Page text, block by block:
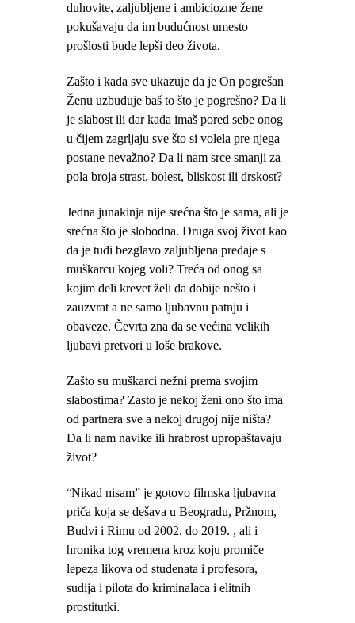
duhovite, zaljubljene i ambiciozne žene
pokušavaju da im budućnost umesto
prošlosti bude lepši deo života.
Zašto i kada sve ukazuje da je On pogrešan
Ženu uzbuđuje baš to što je pogrešno? Da li
je slabost ili dar kada imaš pored sebe onog
u čijem zagrljaju sve što si volela pre njega
postane nevažno? Da li nam srce smanji za
pola broja strast, bolest, bliskost ili drskost?
Jedna junakinja nije srećna što je sama, ali je
srećna što je slobodna. Druga svoj život kao
da je tuđi bezglavo zaljubljena predaje s
muškarcu kojeg voli? Treća od onog sa
kojim deli krevet želi da dobije nešto i
zauzvrat a ne samo ljubavnu patnju i
obaveze. Čevrta zna da se većina velikih
ljubavi pretvori u loše brakove.
Zašto su muškarci nežni prema svojim
slabostima? Zasto je nekoj ženi ono što ima
od partnera sve a nekoj drugoj nije ništa?
Da li nam navike ili hrabrost upropaštavaju
život?
“Nikad nisam” je gotovo filmska ljubavna
priča koja se dešava u Beogradu, Pržnom,
Budvi i Rimu od 2002. do 2019. , ali i
hronika tog vremena kroz koju promiče
lepeza likova od studenata i profesora,
sudija i pilota do kriminalaca i elitnih
prostitutki.